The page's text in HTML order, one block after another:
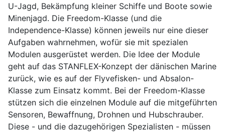
U-Jagd, Bekämpfung kleiner Schiffe und Boote sowie
Minenjagd. Die Freedom-Klasse (und die
Independence-Klasse) können jeweils nur eine dieser
Aufgaben wahrnehmen, wofür sie mit spezialen
Modulen ausgerüstet werden. Die Idee der Module
geht auf das STANFLEX-Konzept der dänischen Marine
zurück, wie es auf der Flyvefisken- und Absalon-
Klasse zum Einsatz kommt. Bei der Freedom-Klasse
stützen sich die einzelnen Module auf die mitgeführten
Sensoren, Bewaffnung, Drohnen und Hubschrauber.
Diese - und die dazugehörigen Spezialisten - müssen